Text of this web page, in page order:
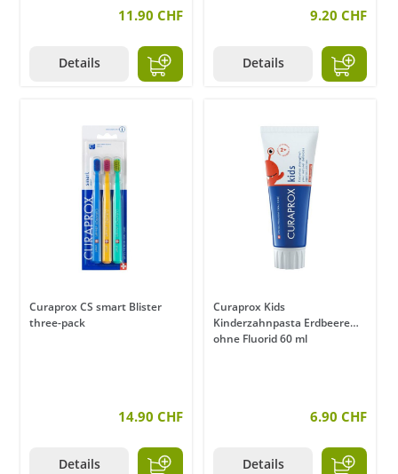
11.90 CHF
Details
9.20 CHF
Details
Curaprox CS smart Blister
three-pack
14.90 CHF
Details
Curaprox Kids
Kinderzahnpasta Erdbeere
ohne Fluorid 60 ml
6.90 CHF
Details